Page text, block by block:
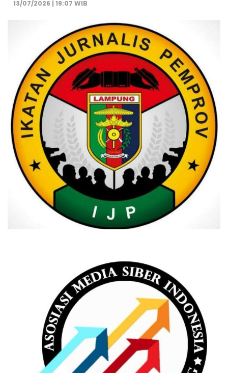
13/07/2026 | 19:07 WIB